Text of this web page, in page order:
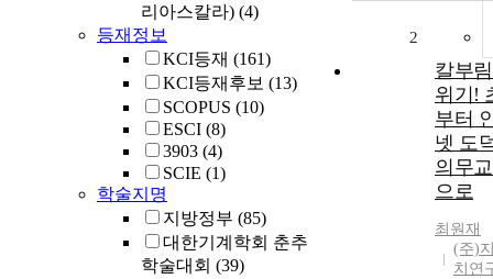
리아스칼라) (4)
등재정보
KCI등재 (161)
KCI등재후보 (13)
SCOPUS (10)
ESCI (8)
3903 (4)
SCIE (1)
학술지명
지방정부 (85)
대한기계학회 춘추
학술대회 (39)
2
칼부
위기!
부터
넷 도
의무
으로
최원재
(주)
치연